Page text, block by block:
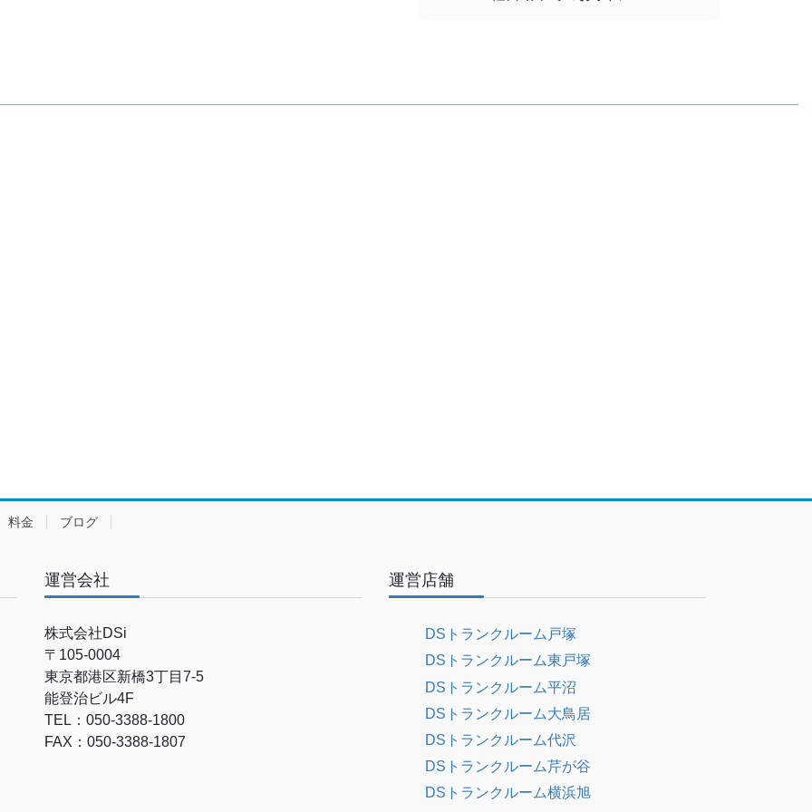
料金 ブログ
運営会社
株式会社DSi
〒105-0004
東京都港区新橋3丁目7-5
能登治ビル4F
TEL：050-3388-1800
FAX：050-3388-1807
運営店舗
DSトランクルーム戸塚
DSトランクルーム東戸塚
DSトランクルーム平沼
DSトランクルーム大鳥居
DSトランクルーム代沢
DSトランクルーム芹が谷
DSトランクルーム横浜旭